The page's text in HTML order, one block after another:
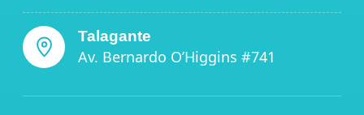
Talagante
Av. Bernardo O’Higgins #741